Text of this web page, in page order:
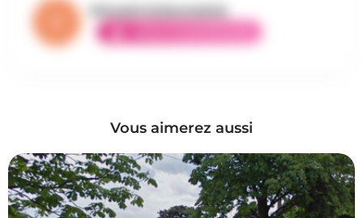
Vincent la brocante
Vous aimerez aussi